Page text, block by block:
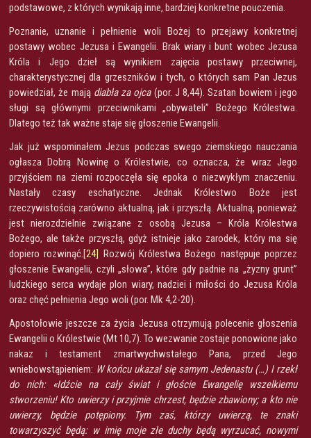
podstawowe, z których wynikają inne, bardziej konkretne pouczenia.
Poznanie, uznanie i pełnienie woli Bożej to przejawy konkretnej
postawy wobec Jezusa i Ewangelii. Brak wiary i bunt wobec Jezusa
Króla i Jego dzieł są wynikiem zajęcia postawy przeciwnej,
charakterystycznej dla grzeszników i tych, o których sam Pan Jezus
powiedział, że mają diabła za ojca(por. J 8,44). Szatan bowiem i jego
sługi są głównymi przeciwnikami „obywateli” Bożego Królestwa.
Dlatego też tak ważne staje się głoszenie Ewangelii.
Jak już wspominałem Jezus podczas swego ziemskiego nauczania
ogłasza Dobrą Nowinę o Królestwie, co oznacza, że wraz Jego
przyjściem na ziemi rozpoczęła się epoka o niezwykłym znaczeniu.
Nastały czasy eschatyczne. Jednak Królestwo Boże jest
rzeczywistością zarówno aktualną, jak i przyszłą. Aktualną, ponieważ
jest nierozdzielnie związane z osobą Jezusa – Króla Królestwa
Bożego, ale także przyszłą, gdyż istnieje jako zarodek, który ma się
dopiero rozwinąć.[24] Rozwój Królestwa Bożego następuje poprzez
głoszenie Ewangelii, czyli „słowa”, które gdy padnie na „żyzny grunt”
ludzkiego serca wydaje plon wiary, nadziei i miłości do Jezusa Króla
oraz chęć pełnienia Jego woli (por. Mk 4,2-20).
Apostołowie jeszcze za życia Jezusa otrzymują polecenie głoszenia
Ewangelii o Królestwie (Mt 10,7). To wezwanie zostaje ponowione jako
nakaz i testament zmartwychwstałego Pana, przed Jego
wniebowstąpieniem: W końcu ukazał się samym Jedenastu (…) I rzekł
do nich: «Idźcie na cały świat i głoście Ewangelię wszelkiemu
stworzeniu! Kto uwierzy i przyjmie chrzest, będzie zbawiony; a kto nie
uwierzy, będzie potępiony. Tym zaś, którzy uwierzą, te znaki
towarzyszyć będą: w imię moje złe duchy będą wyrzucać, nowymi